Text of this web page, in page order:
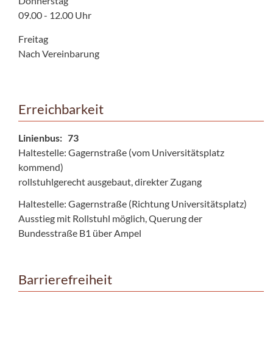
09.00 - 12.00 Uhr
Freitag
Nach Vereinbarung
Erreichbarkeit
Linienbus: 73
Haltestelle: Gagernstraße (vom Universitätsplatz
kommend)
rollstuhlgerecht ausgebaut, direkter Zugang
Haltestelle: Gagernstraße (Richtung Universitätsplatz)
Ausstieg mit Rollstuhl möglich, Querung der
Bundesstraße B1 über Ampel
Barrierefreiheit